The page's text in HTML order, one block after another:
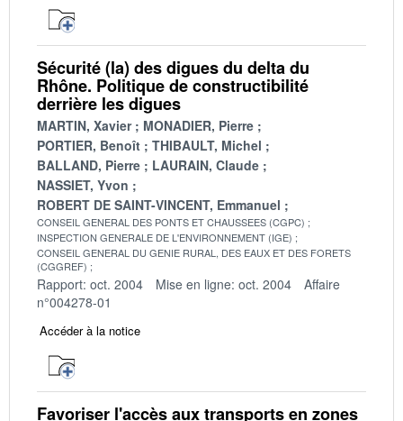
Sécurité (la) des digues du delta du
Rhône. Politique de constructibilité
derrière les digues
MARTIN, Xavier
MONADIER, Pierre
PORTIER, Benoît
THIBAULT, Michel
BALLAND, Pierre
LAURAIN, Claude
NASSIET, Yvon
ROBERT DE SAINT-VINCENT, Emmanuel
CONSEIL GENERAL DES PONTS ET CHAUSSEES (CGPC)
INSPECTION GENERALE DE L'ENVIRONNEMENT (IGE)
CONSEIL GENERAL DU GENIE RURAL, DES EAUX ET DES FORETS
(CGGREF)
Rapport: oct. 2004 Mise en ligne: oct. 2004
Affaire
n°004278-01
Accéder à la notice
Favoriser l'accès aux transports en zones